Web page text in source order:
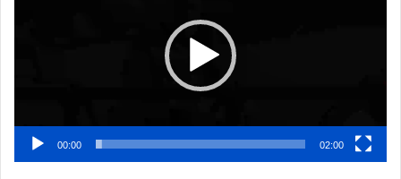
00:00 02:00